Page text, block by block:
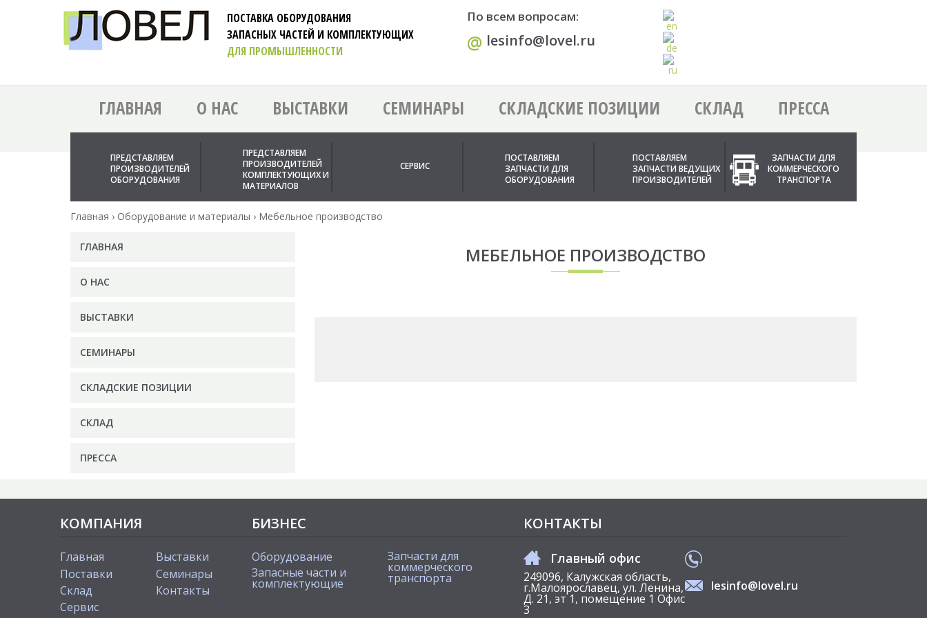
ПОСТАВКА ОБОРУДОВАНИЯ
ЗАПАСНЫХ ЧАСТЕЙ И КОМПЛЕКТУЮЩИХ
ДЛЯ ПРОМЫШЛЕННОСТИ
По всем вопросам:
@ lesinfo@lovel.ru
ГЛАВНАЯ О НАС ВЫСТАВКИ СЕМИНАРЫ СКЛАДСКИЕ ПОЗИЦИИ СКЛАД ПРЕССА
ПРЕДСТАВЛЯЕМ
ПРОИЗВОДИТЕЛЕЙ
ОБОРУДОВАНИЯ
ПРЕДСТАВЛЯЕМ
ПРОИЗВОДИТЕЛЕЙ
КОМПЛЕКТУЮЩИХ И
МАТЕРИАЛОВ
СЕРВИС
ПОСТАВЛЯЕМ
ЗАПЧАСТИ ДЛЯ
ОБОРУДОВАНИЯ
ПОСТАВЛЯЕМ
ЗАПЧАСТИ ВЕДУЩИХ
ПРОИЗВОДИТЕЛЕЙ
ЗАПЧАСТИ ДЛЯ
КОММЕРЧЕСКОГО
ТРАНСПОРТА
Главная › Оборудование и материалы › Мебельное производство
ГЛАВНАЯ
О НАС
ВЫСТАВКИ
СЕМИНАРЫ
СКЛАДСКИЕ ПОЗИЦИИ
СКЛАД
ПРЕССА
МЕБЕЛЬНОЕ ПРОИЗВОДСТВО
КОМПАНИЯ
Главная
Поставки
Склад
Сервис
Выставки
Cеминары
Контакты
БИЗНЕС
Оборудование
Запасные части и
комплектующие
Запчасти для
коммерческого
транспорта
КОНТАКТЫ
Главный офис
249096, Калужская область,
г.Малоярославец, ул. Ленина,
Д. 21, эт 1, помещение 1 Офис
3
lesinfo@lovel.ru